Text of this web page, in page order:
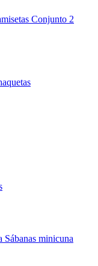
Conjunto 2
Sábanas minicuna